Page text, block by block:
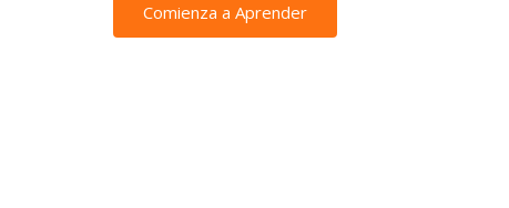
Comienza a Aprender